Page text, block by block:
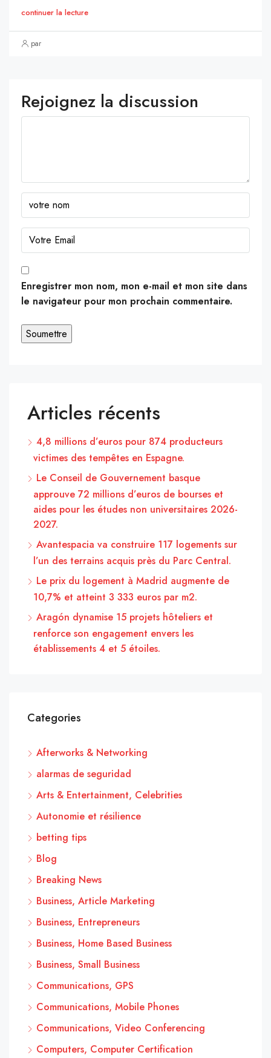
continuer la lecture
par
Rejoignez la discussion
Enregistrer mon nom, mon e-mail et mon site dans
le navigateur pour mon prochain commentaire.
Articles récents
4,8 millions d’euros pour 874 producteurs
victimes des tempêtes en Espagne.
Le Conseil de Gouvernement basque
approuve 72 millions d’euros de bourses et
aides pour les études non universitaires 2026-
2027.
Avantespacia va construire 117 logements sur
l’un des terrains acquis près du Parc Central.
Le prix du logement à Madrid augmente de
10,7% et atteint 3 333 euros par m2.
Aragón dynamise 15 projets hôteliers et
renforce son engagement envers les
établissements 4 et 5 étoiles.
Categories
Afterworks & Networking
alarmas de seguridad
Arts & Entertainment, Celebrities
Autonomie et résilience
betting tips
Blog
Breaking News
Business, Article Marketing
Business, Entrepreneurs
Business, Home Based Business
Business, Small Business
Communications, GPS
Communications, Mobile Phones
Communications, Video Conferencing
Computers, Computer Certification